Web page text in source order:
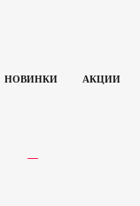
НОВИНКИ АКЦИИ